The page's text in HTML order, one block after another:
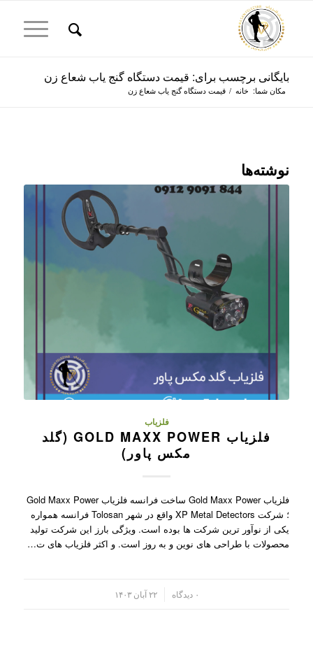
بایگانی برچسب برای: قیمت دستگاه گنج یاب شعاع زن
مکان شما: خانه / قیمت دستگاه گنج یاب شعاع زن
نوشته‌ها
فلزیاب
فلزیاب GOLD MAXX POWER (گلد
مکس پاور)
فلزیاب Gold Maxx Power ساخت فرانسه فلزیاب Gold Maxx Power
؛ شرکت XP Metal Detectors واقع در شهر Tolosan فرانسه همواره
یکی از نوآور ترین شرکت ها بوده است. ویژگی بارز این شرکت تولید
محصولات با طراحی های نوین و به روز است. و اکثر فلزیاب های ت…
۰ دیدگاه ۲۲ آبان ۱۴۰۳